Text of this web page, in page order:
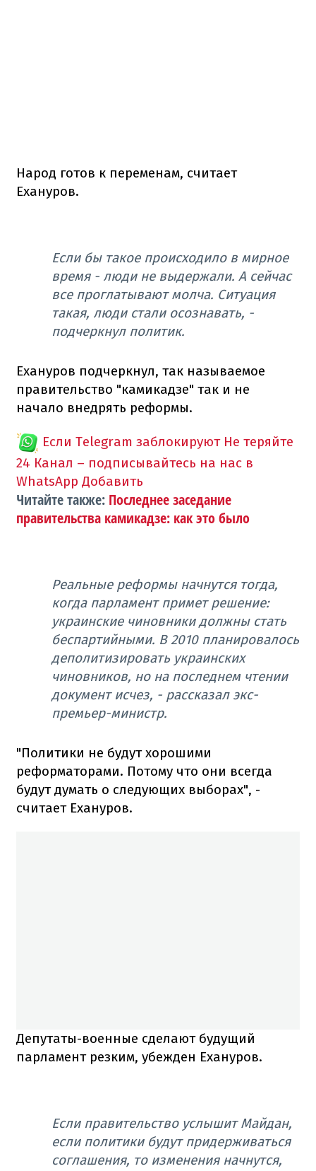
Народ готов к переменам, считает
Ехануров.
Если бы такое происходило в мирное
время - люди не выдержали. А сейчас
все проглатывают молча. Ситуация
такая, люди стали осознавать, -
подчеркнул политик.
Ехануров подчеркнул, так называемое
правительство "камикадзе" так и не
начало внедрять реформы.
Если Telegram заблокируют Не теряйте
24 Канал – подписывайтесь на нас в
WhatsApp Добавить
Читайте также: Последнее заседание
правительства камикадзе: как это было
Реальные реформы начнутся тогда,
когда парламент примет решение:
украинские чиновники должны стать
беспартийными. В 2010 планировалось
деполитизировать украинских
чиновников, но на последнем чтении
документ исчез, - рассказал экс-
премьер-министр.
"Политики не будут хорошими
реформаторами. Потому что они всегда
будут думать о следующих выборах", -
считает Ехануров.
Депутаты-военные сделают будущий
парламент резким, убежден Ехануров.
Если правительство услышит Майдан,
если политики будут придерживаться
соглашения, то изменения начнутся,